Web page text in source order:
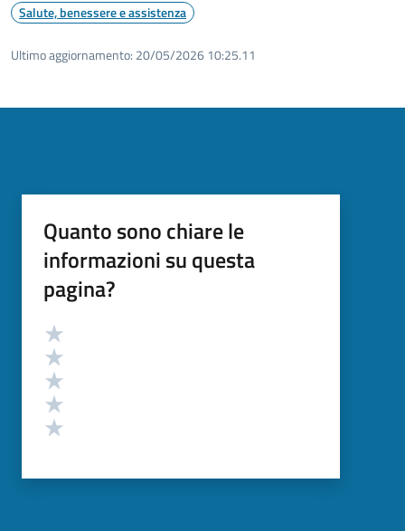
Salute, benessere e assistenza
Ultimo aggiornamento: 20/05/2026 10:25.11
Quanto sono chiare le
informazioni su questa
pagina?
Valutazione